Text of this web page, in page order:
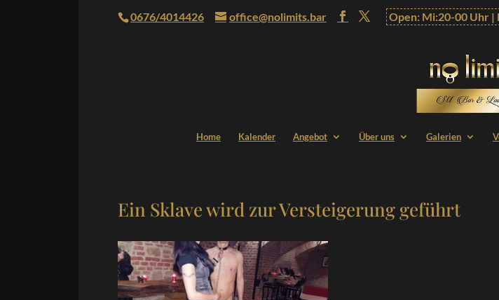
0676/4014426 office@nolimits.bar Open: Mi:20-00 Uhr |
Home Kalender Angebot Über uns Galerien
Ein Sklave wird zur Versteigerung geführt